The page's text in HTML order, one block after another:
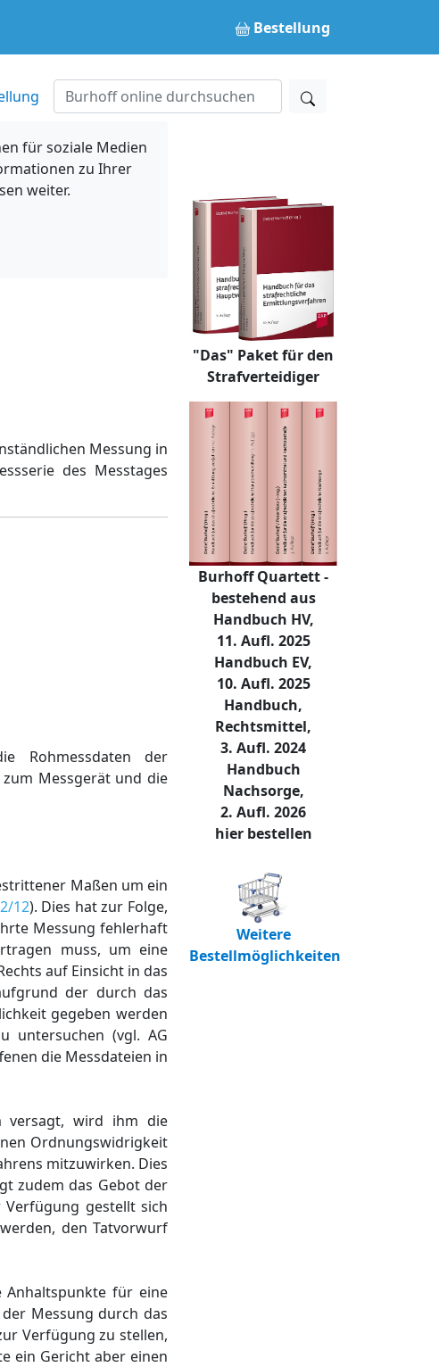
Bestellung
für soziale Medien
zu Ihrer
weiter.
Messung in
des Messtages
Rohmessdaten der
Messgerät und die
Maßen um ein
12). Dies hat zur Folge,
Messung fehlerhaft
muss, um eine
auf Einsicht in das
der durch das
gegeben werden
untersuchen (vgl. AG
die Messdateien in
versagt, wird ihm die
Ordnungswidrigkeit
mitzuwirken. Dies
zudem das Gebot der
gestellt sich
den Tatvorwurf
Anhaltspunkte für eine
Messung durch das
Verfügung zu stellen,
ein Gericht aber einen
"Das" Paket für den
Strafverteidiger
Burhoff Quartett -
bestehend aus
Handbuch HV,
11. Aufl. 2025
Handbuch EV,
10. Aufl. 2025
Handbuch,
Rechtsmittel,
3. Aufl. 2024
Handbuch
Nachsorge,
2. Aufl. 2026
hier bestellen
Weitere
Bestellmöglichkeiten